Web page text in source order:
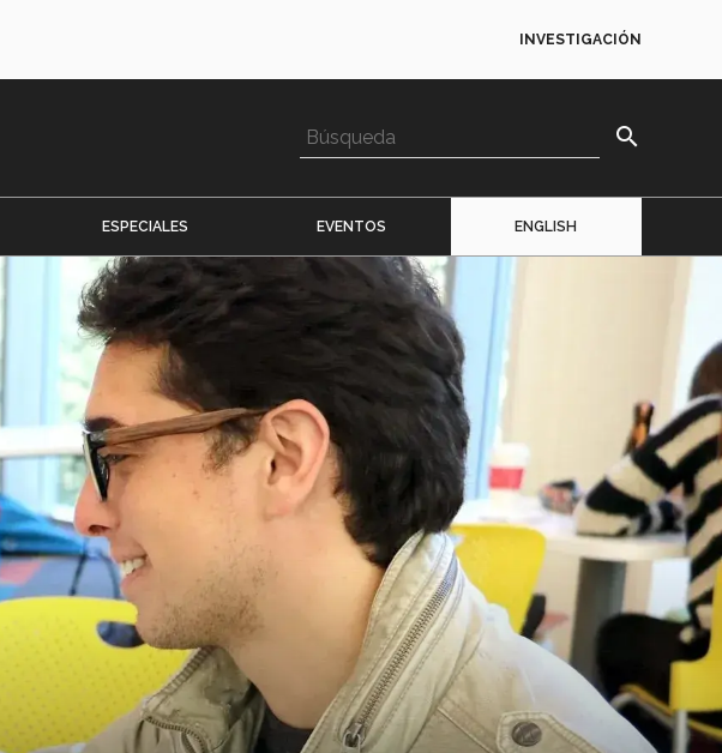
INVESTIGACIÓN
search
ESPECIALES EVENTOS ENGLISH